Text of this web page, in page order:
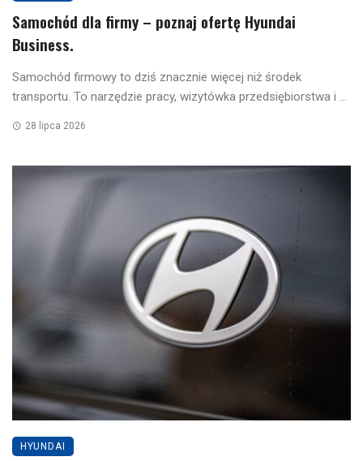
Samochód dla firmy – poznaj ofertę Hyundai
Business.
Samochód firmowy to dziś znacznie więcej niż środek
transportu. To narzędzie pracy, wizytówka przedsiębiorstwa i ...
28 lipca 2026
HYUNDAI